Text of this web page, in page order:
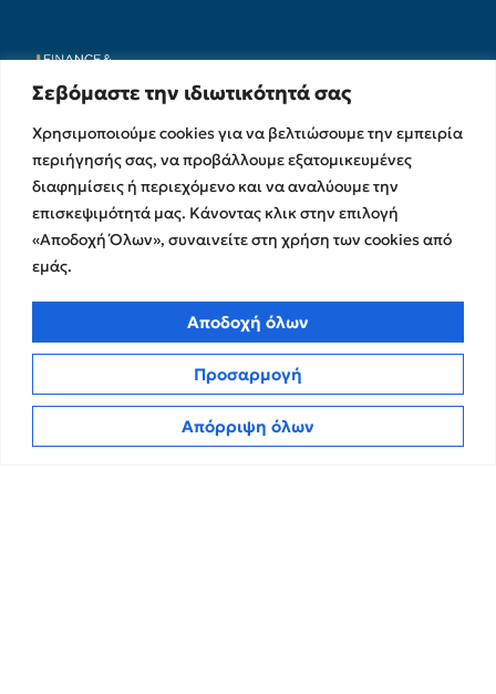
Σεβόμαστε την ιδιωτικότητά σας
Χρησιμοποιούμε cookies για να βελτιώσουμε την εμπειρία
περιήγησής σας, να προβάλλουμε εξατομικευμένες
διαφημίσεις ή περιεχόμενο και να αναλύουμε την
επισκεψιμότητά μας. Κάνοντας κλικ στην επιλογή
«Αποδοχή Όλων», συναινείτε στη χρήση των cookies από
εμάς.
Προσαρμογή
Απόρριψη όλων
Αποδοχή όλων
Υπηρεσίες
Υπηρεσίες Ελέγχου &
Διασφάλισης
Χρηματοικοικονομικές &
Συμβουλευτικές Υπηρεσίες
Υπηρεσίες Ανάπτυξης και
Λογιστικές & Φορολογικές
Σχετικά με εμάς
Ο Όμιλος
Η Ομάδα μας
Memberships
Εκθέσεις Διαφάνειας
Επικοινωνία
Insights